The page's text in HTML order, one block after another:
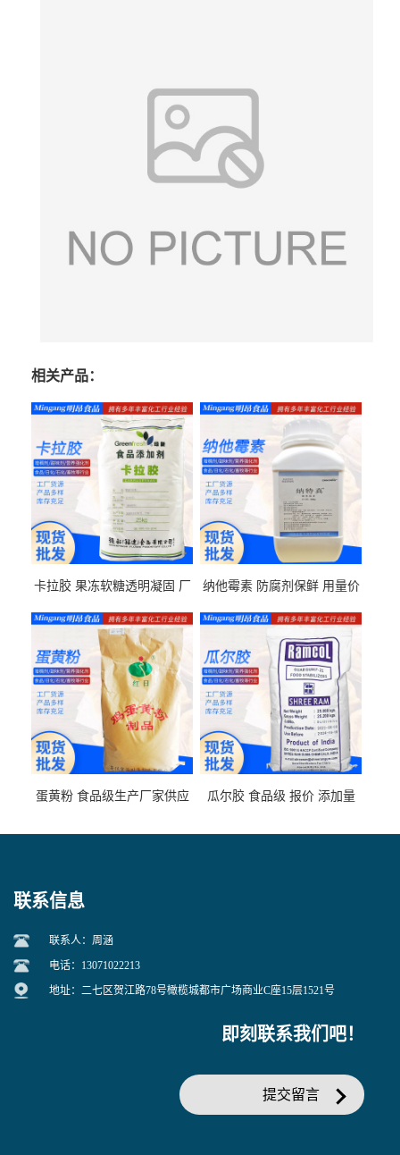
相关产品：
卡拉胶 果冻软糖透明凝固 厂
纳他霉素 防腐剂保鲜 用量价
蛋黄粉 食品级生产厂家供应 瓜尔胶 食品级 报价 添加量
联系信息
联系人：周涵
电话：13071022213
地址：二七区贺江路78号橄榄城都市广场商业C座15层1521号
即刻联系我们吧！
提交留言